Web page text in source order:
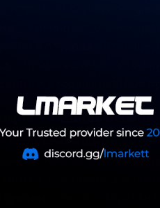
случайное
и отображайте ваше
– Прицеливайтесь в
и вторая клавиша
– Полное
всеобъемлющими
активируйте или
– Рисуйте коробки